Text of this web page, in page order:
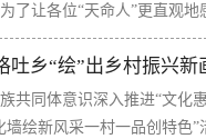
了让各位“天命人”更直观地
十四诸天手绘版文创作品
吐乡“绘”出乡村振兴新
共同体意识深入推进“文化
墙绘新风采一村一品创特色”